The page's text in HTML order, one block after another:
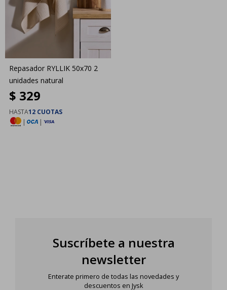
Repasador RYLLIK 50x70 2
unidades natural
$ 329
HASTA12 CUOTAS
|
|
Suscríbete a nuestra
newsletter
Enterate primero de todas las novedades y
descuentos en Jysk